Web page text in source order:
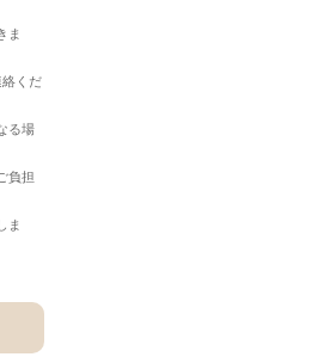
ま
くだ
る場
負担
ま